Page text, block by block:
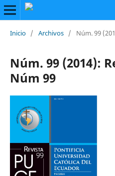
Inicio / Archivos / Núm. 99
Núm. 99 (2014):
Núm 99